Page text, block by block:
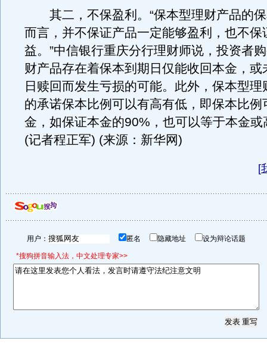
其二，不保盈利。“保本型理财产品的保
而言，并不保证产品一定能够盈利，也不保
益。”中信银行重庆分行理财师说，投资者
财产品存在着保本到期日仅能收回本金，或
日赎回而发生亏损的可能。此外，保本型理
的承诺保本比例可以有高有低，即保本比例
金，如保证本金的90%，也可以等于本金或
(记者程正军) (来源：新华网)
[
用户： 匿名 隐藏地址 设为辩论话题
*搜狗拼音输入法，中文处理专家>>